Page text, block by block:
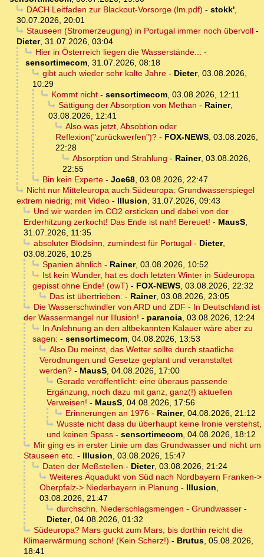
DACH Leitfaden zur Blackout-Vorsorge (lm.pdf) - stokk',
30.07.2026, 20:01
Stauseen (Stromerzeugung) in Portugal immer noch übervoll-
Dieter, 31.07.2026, 03:04
Hier in Österreich liegen die Wasserstände... -
sensortimecom, 31.07.2026, 08:18
gibt auch wieder sehr kalte Jahre- Dieter, 03.08.2026,
10:29
Kommt nicht- sensortimecom, 03.08.2026, 12:11
Sättigung der Absorption von Methan - Rainer,
03.08.2026, 12:41
Also was jetzt, Absobtion oder
Reflexion("zurückwerfen")? - FOX-NEWS, 03.08.2026,
22:28
Absorption und Strahlung - Rainer, 03.08.2026,
22:55
Bin kein Experte- Joe68, 03.08.2026, 22:47
Nicht nur Mitteleuropa auch Südeuropa: Grundwasserspiegel
extrem niedrig; mit Video - Illusion, 31.07.2026, 09:43
Und wir werden im CO2 ersticken und dabei von der
Erderhitzung zerkocht! Das Ende ist nah! Bereuet! - MausS,
31.07.2026, 11:35
absoluter Blödsinn, zumindest für Portugal- Dieter,
03.08.2026, 10:25
Spanien ähnlich - Rainer, 03.08.2026, 10:52
Ist kein Wunder, hat es doch letzten Winter in Südeuropa
gepisst ohne Ende! (owT) - FOX-NEWS, 03.08.2026, 22:32
Das ist übertrieben. - Rainer, 03.08.2026, 23:05
Die Wasserschwindler von ARD und ZDF - In Deutschland ist
der Wassermangel nur Illusion! - paranoia, 03.08.2026, 12:24
In Anlehnung an den altbekannten Kalauer wäre aber zu
sagen: - sensortimecom, 04.08.2026, 13:53
Also Du meinst, das Wetter sollte durch staatliche
Verodnungen und Gesetze geplant und veranstaltet
werden? - MausS, 04.08.2026, 17:00
Gerade veröffentlicht: eine überaus passende
Ergänzung, noch dazu mit ganz, ganz(!) aktuellen
Verweisen! - MausS, 04.08.2026, 17:56
Erinnerungen an 1976- Rainer, 04.08.2026, 21:12
Wusste nicht dass du überhaupt keine Ironie verstehst,
und keinen Spass - sensortimecom, 04.08.2026, 18:12
Mir ging es in erster Linie um das Grundwasser und nicht um
Stauseen etc. - Illusion, 03.08.2026, 15:47
Daten der Meßstellen - Dieter, 03.08.2026, 21:24
Weiteres Äquadukt von Süd nach Nordbayern Franken->
Oberpfalz-> Niederbayern in Planung - Illusion,
03.08.2026, 21:47
durchschn. Niederschlagsmengen - Grundwasser-
Dieter, 04.08.2026, 01:32
Südeuropa? Mars guckt zum Mars, bis dorthin reicht die
Klimaerwärmung schon! (Kein Scherz!) - Brutus, 05.08.2026,
18:41